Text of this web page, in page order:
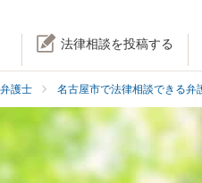
法律相談を投稿する
護士 名古屋市で法律相談できる弁